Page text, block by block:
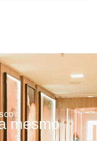
mesmo